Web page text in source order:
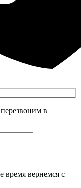
в
вернемся с